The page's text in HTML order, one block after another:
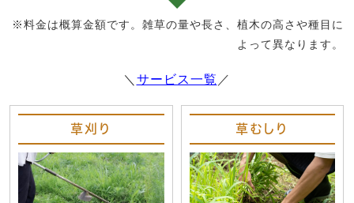
※料金は概算金額です。雑草の量や長さ、植木の高さや種目に
よって異なります。
＼ サービス一覧 ／
草刈り 草むしり